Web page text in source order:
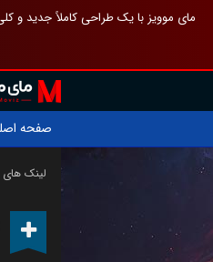
مای موویز با یک طراحی کاملاً جدید و
صفحه
لینک های